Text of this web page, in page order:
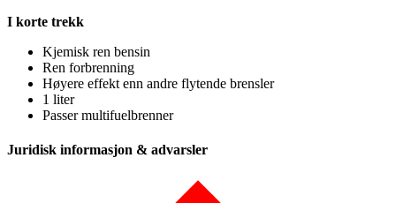
I korte trekk
Kjemisk ren bensin
Ren forbrenning
Høyere effekt enn andre flytende brensler
1 liter
Passer multifuelbrenner
Juridisk informasjon & advarsler